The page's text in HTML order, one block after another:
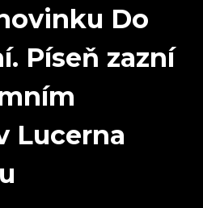
Do
Píseň zazní
Lucerna